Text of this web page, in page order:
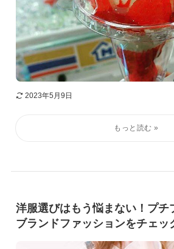
2023年5月9日
洋服選びはもう悩まない！プチ
ブランドファッションをチェ